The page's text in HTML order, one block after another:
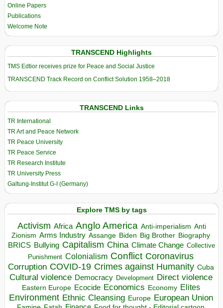
Online Papers
Publications
Welcome Note
TRANSCEND Highlights
TMS Edtior receives prize for Peace and Social Justice
TRANSCEND Track Record on Conflict Solution 1958–2018
TRANSCEND Links
TR International
TR Art and Peace Network
TR Peace University
TR Peace Service
TR Research Institute
TR University Press
Galtung-Institut G-I (Germany)
Explore TMS by tags
Activism Africa Anglo America Anti-imperialism Anti
Zionism Arms Industry Assange Biden Big Brother Biography
BRICS Bullying Capitalism China Climate Change Collective
Punishment Colonialism Conflict Coronavirus
Corruption COVID-19 Crimes against Humanity Cuba
Cultural violence Democracy Development Direct violence
Eastern Europe Ecocide Economics Economy Elites
Environment Ethnic Cleansing Europe European Union